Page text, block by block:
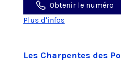
Obtenir le numéro
Plus d'infos
Les Charpentes des Po